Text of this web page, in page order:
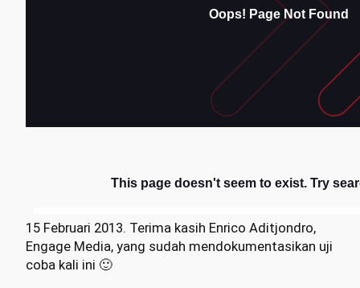
15 Februari 2013. Terima kasih Enrico Aditjondro,
Engage Media, yang sudah mendokumentasikan uji
coba kali ini 🙂